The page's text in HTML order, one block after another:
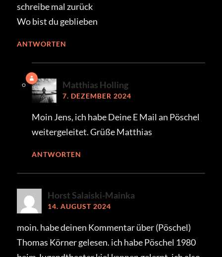
schreibe mal zurück
Wo bist du geblieben
ANTWORTEN
Matthias Holling
7. DEZEMBER 2024
Moin Jens, ich habe Deine E Mail an Pöschel
weitergeleitet. Grüße Matthias
ANTWORTEN
Horst Salaiski-Mainka
14. AUGUST 2024
moin. habe deinen Kommentar über (Pöschel)
Thomas Körner gelesen. ich habe Pöschel 1980